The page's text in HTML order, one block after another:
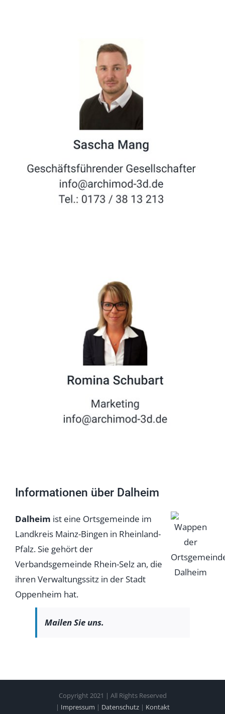
Informationen über Dalheim
Dalheim ist eine Ortsgemeinde im
Landkreis Mainz-Bingen in Rheinland-
Pfalz. Sie gehört der
Verbandsgemeinde Rhein-Selz an, die
ihren Verwaltungssitz in der Stadt
Oppenheim hat.
Mailen Sie uns.
Copyright 2021 | All Rights Reserved
| Impressum | Datenschutz| Kontakt